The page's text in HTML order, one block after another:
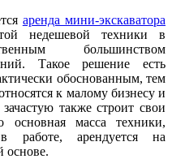
аренда мини-экскаватора
недешевой техники в
большинством
Такое решение есть
обоснованным, тем
к малому бизнесу и
также строит свои
масса техники,
работе, арендуется на
основе.